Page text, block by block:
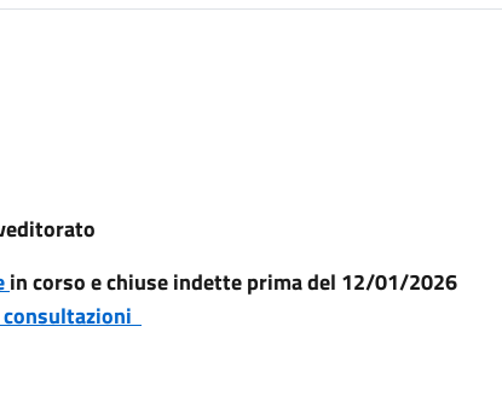
in corso e chiuse indette prima del 12/01/2026